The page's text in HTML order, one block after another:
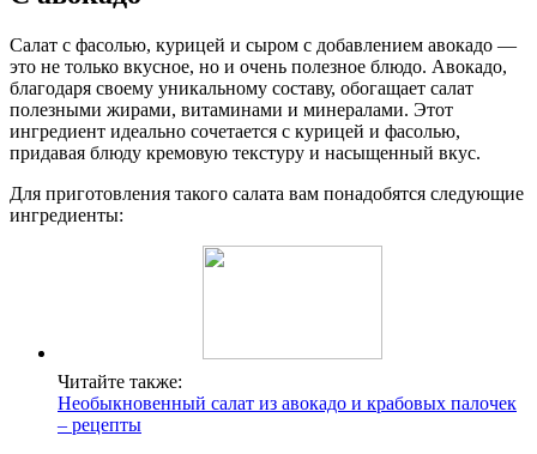
Салат с фасолью, курицей и сыром с добавлением авокадо —
это не только вкусное, но и очень полезное блюдо. Авокадо,
благодаря своему уникальному составу, обогащает салат
полезными жирами, витаминами и минералами. Этот
ингредиент идеально сочетается с курицей и фасолью,
придавая блюду кремовую текстуру и насыщенный вкус.
Для приготовления такого салата вам понадобятся следующие
ингредиенты:
Читайте также:
Необыкновенный салат из авокадо и крабовых палочек
– рецепты